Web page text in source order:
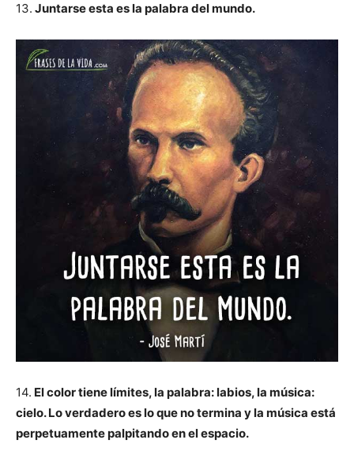
13. Juntarse esta es la palabra del mundo.
14. El color tiene límites, la palabra: labios, la música:
cielo. Lo verdadero es lo que no termina y la música está
perpetuamente palpitando en el espacio.